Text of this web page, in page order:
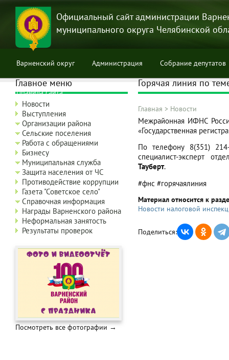
Перейти
основному
содержанию
Официальный сайт администрации
муниципального округа Челябинской
Варненский округ Администрация Собрание депутатов
Правила сайта
Горячая линия по
Строка
навигации
Главная > Новости
Межрайонная ИФНС
«Государственная
По телефону 8(351)
специалист-эксперт
Тауберт.
#фнс #горячаялиния
Материал относится к
Новости налоговой
Поделиться:
Главное меню
Новости
Выступления
Организации района
Сельские поселения
Работа с обращениями
Бизнесу
Муниципальная служба
Защита населения от ЧС
Противодействие коррупции
Газета "Советское село"
Справочная информация
Награды Варненского района
Неформальная занятость
Результаты проверок
Посмотреть все фотографии →